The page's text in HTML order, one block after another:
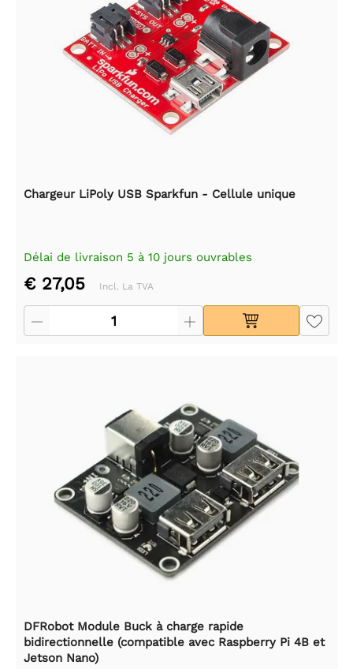
Chargeur LiPoly USB Sparkfun - Cellule unique
Délai de livraison 5 à 10 jours ouvrables
€ 27,05 Incl. La TVA
DFRobot Module Buck à charge rapide
bidirectionnelle (compatible avec Raspberry Pi 4B et
Jetson Nano)